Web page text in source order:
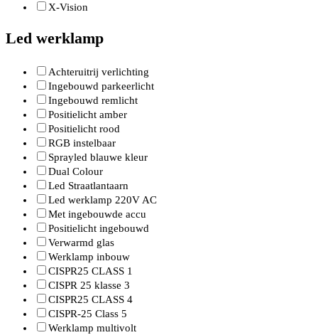
X-Vision
Led werklamp
Achteruitrij verlichting
Ingebouwd parkeerlicht
Ingebouwd remlicht
Positielicht amber
Positielicht rood
RGB instelbaar
Sprayled blauwe kleur
Dual Colour
Led Straatlantaarn
Led werklamp 220V AC
Met ingebouwde accu
Positielicht ingebouwd
Verwarmd glas
Werklamp inbouw
CISPR25 CLASS 1
CISPR 25 klasse 3
CISPR25 CLASS 4
CISPR-25 Class 5
Werklamp multivolt